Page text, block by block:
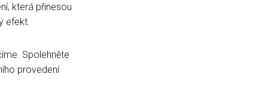
která přinesou
efekt.
Spolehněte
provedení